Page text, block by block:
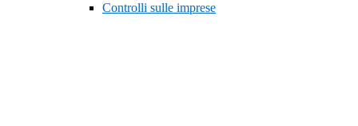
Controlli sulle imprese